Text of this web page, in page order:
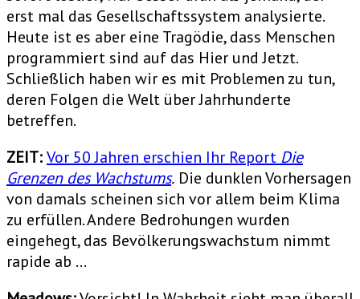
erst mal das Gesellschaftssystem analysierte.
Heute ist es aber eine Tragödie, dass Menschen
programmiert sind auf das Hier und Jetzt.
Schließlich haben wir es mit Problemen zu tun,
deren Folgen die Welt über Jahrhunderte
betreffen.
ZEIT:Vor 50 Jahren erschien Ihr Report Die
Grenzen des Wachstums. Die dunklen Vorhersagen
von damals scheinen sich vor allem beim Klima
zu erfüllen. Andere Bedrohungen wurden
eingehegt, das Bevölkerungswachstum nimmt
rapide ab …